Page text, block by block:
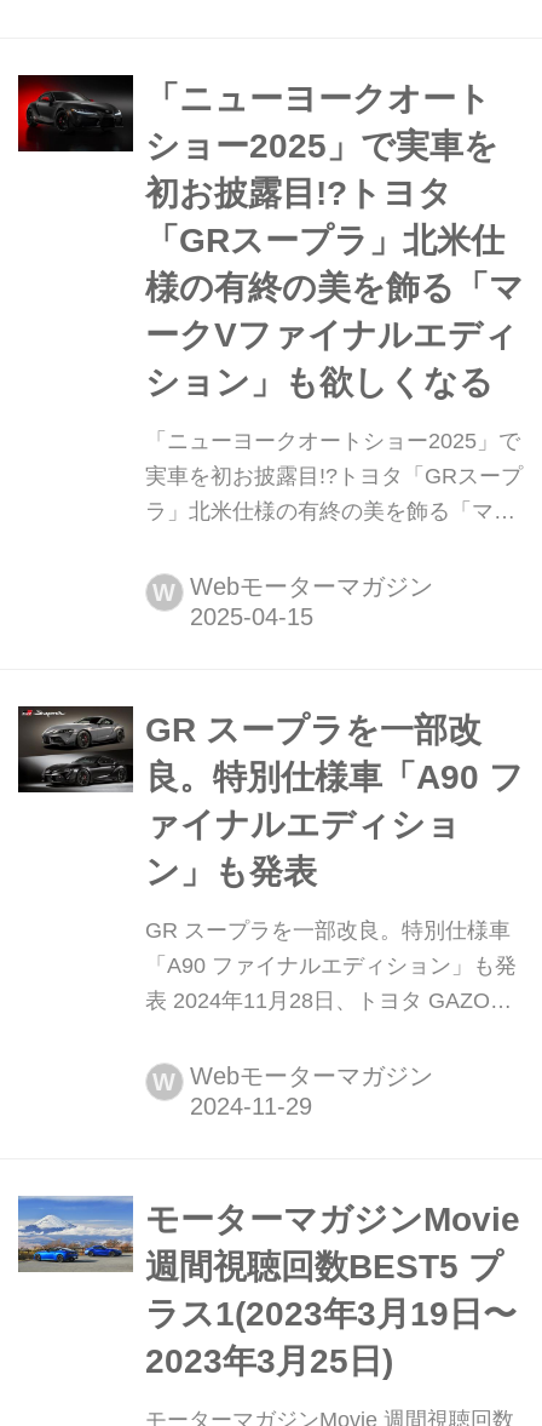
が、それとは別に「ライトウエイト
EVO」なるスペシャルバ...
「ニューヨークオート
ショー2025」で実車を
初お披露目!?トヨタ
「GRスープラ」北米仕
様の有終の美を飾る「マ
ークVファイナルエディ
ション」も欲しくなる
「ニューヨークオートショー2025」で
実車を初お披露目!?トヨタ「GRスープ
ラ」北米仕様の有終の美を飾る「マー
くなる 2025年4月3日に米・ロングビ
ーチでお披露目が行われたトヨタ
ューヨークオートショー2025」(4月14
日〜5月26日)に登場する。
W Webモーターマガジン
GR スープラを一部改
良。特別仕様車「A90 フ
ァイナルエディショ
ン」も発表
GR スープラを一部改良。特別仕様車
「A90 ファイナルエディション」も発
表 2024年11月28日、トヨタ GAZOO
(3.0Lモデル)の一部改良、ならびに特
別仕様車「A90 ファイナルエディショ
タイプのものです)
W Webモーターマガジン
モーターマガジンMovie
週間視聴回数BEST5 プ
ラス1(2023年3月19日〜
2023年3月25日)
モーターマガジンMovie 週間視聴回数